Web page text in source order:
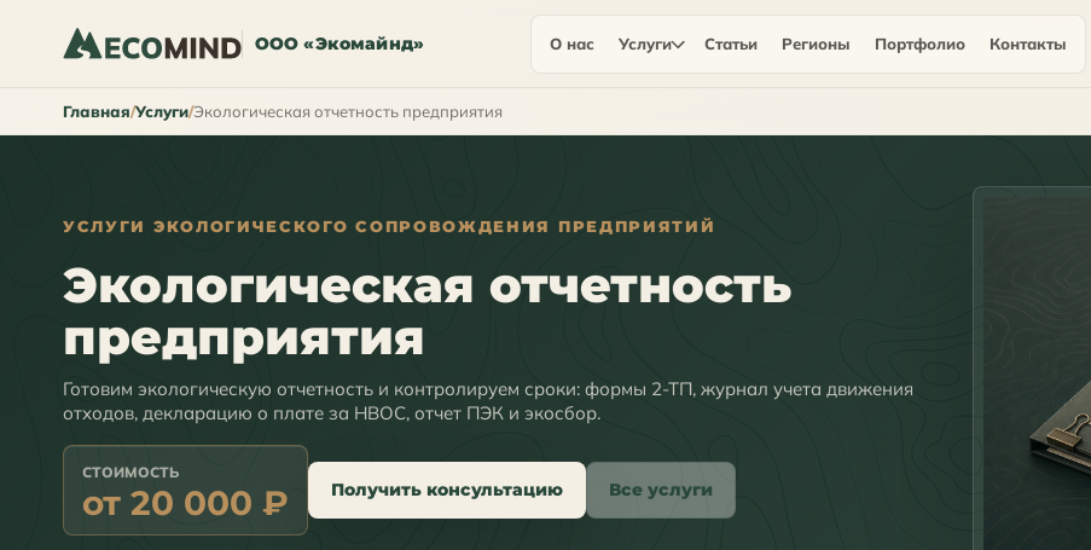
ООО «Экомайнд» О нас Услуги Статьи Регионы Портфолио Контакты
Главная Услуги Экологическая отчетность предприятия
УСЛУГИ ЭКОЛОГИЧЕСКОГО СОПРОВОЖДЕНИЯ ПРЕДПРИЯТИЙ
Экологическая отчетность
предприятия
Готовим экологическую отчетность и контролируем сроки: формы 2-ТП, журнал учета движения
отходов, декларацию о плате за НВОС, отчет ПЭК и экосбор.
СТОИМОСТЬ
от 20 000 ₽ Получить консультацию Все услуги